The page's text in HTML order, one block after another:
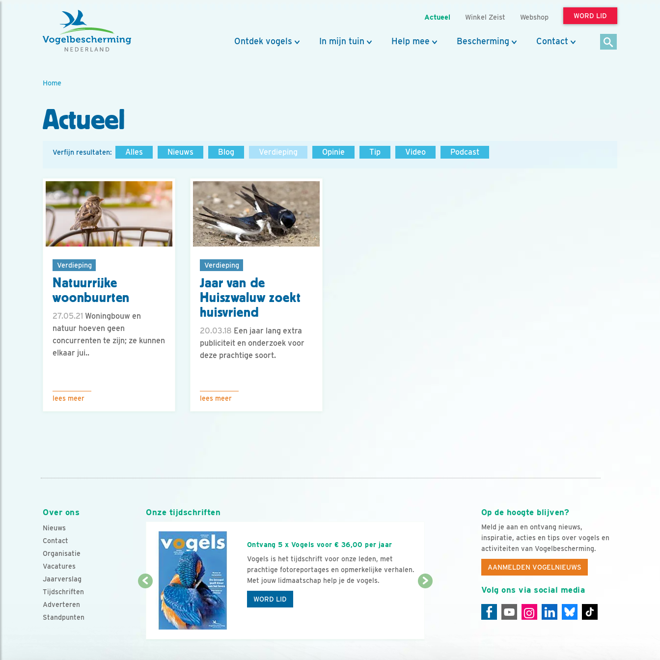
Actueel Winkel Zeist Webshop WORD LID
Ontdek vogels In mijn tuin Help mee Bescherming Contact
Home
Actueel
Verfijn resultaten: Alles Nieuws Blog Verdieping Opinie Tip Video Podcast
Verdieping
Natuurrijke
woonbuurten
27.05.21 Woningbouw en
natuur hoeven geen
concurrenten te zijn; ze kunnen
elkaar jui..
lees meer
Verdieping
Jaar van de
Huiszwaluw zoekt
huisvriend
20.03.18 Een jaar lang extra
publiciteit en onderzoek voor
deze prachtige soort.
lees meer
Over ons
Nieuws
Contact
Organisatie
Vacatures
Jaarverslag
Tijdschriften
Adverteren
Standpunten
Op de hoogte blijven?
Meld je aan en ontvang nieuws,
inspiratie, acties en tips over vogels en
activiteiten van Vogelbescherming.
AANMELDEN VOGELNIEUWS
Volg ons via social media
Onze tijdschriften
Ontvang 5 x Vogels voor € 36,00 per jaar
Vogels is het tijdschrift voor onze leden, met
prachtige fotoreportages en opmerkelijke verhalen.
Met jouw lidmaatschap help je de vogels.
WORD LID